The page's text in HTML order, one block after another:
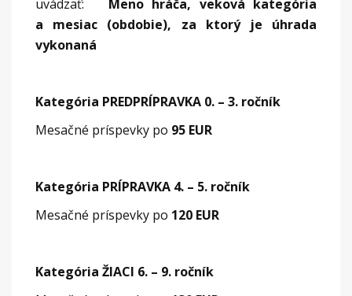
uvádzať: Meno hráča, veková kategória
a mesiac (obdobie), za ktorý je úhrada
vykonaná
Kategória PREDPRÍPRAVKA 0. – 3. ročník
Mesačné príspevky po 95 EUR
Kategória PRÍPRAVKA 4. – 5. ročník
Mesačné príspevky po 120 EUR
Kategória ŽIACI 6. – 9. ročník